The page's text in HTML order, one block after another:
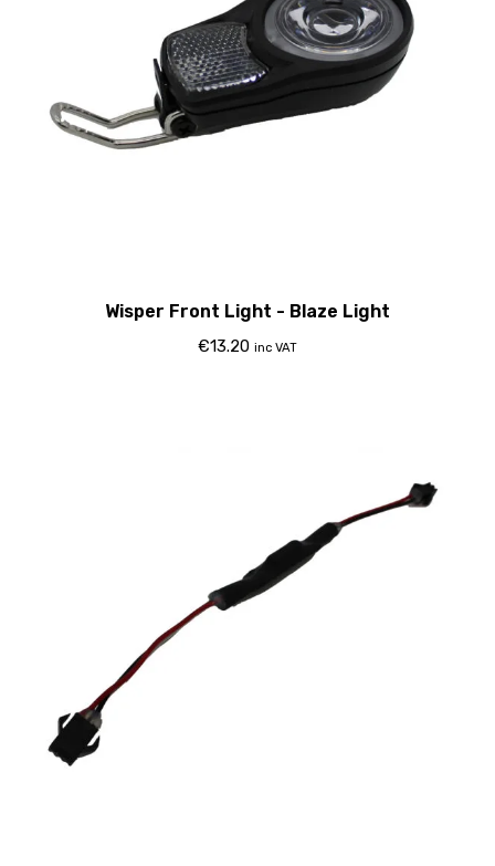
Wisper Front Light - Blaze Light
€13.20 inc VAT